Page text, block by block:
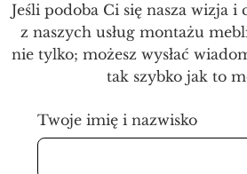
Jeśli podoba Ci się nasza wizja i
z naszych usług montażu
nie tylko; możesz wysłać
tak szybko jak to
Twoje imię i nazwisko